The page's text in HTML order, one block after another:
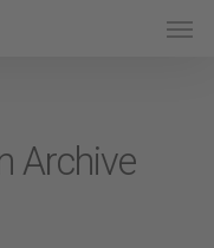
Archive